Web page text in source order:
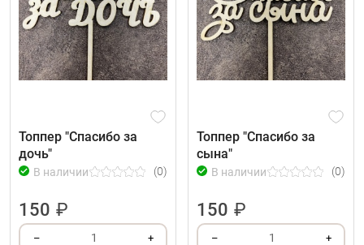
Топпер "Спасибо за
дочь"
В наличии (0)
150 ₽
– 1 +
Топпер "Спасибо за
сына"
В наличии (0)
150 ₽
– 1 +